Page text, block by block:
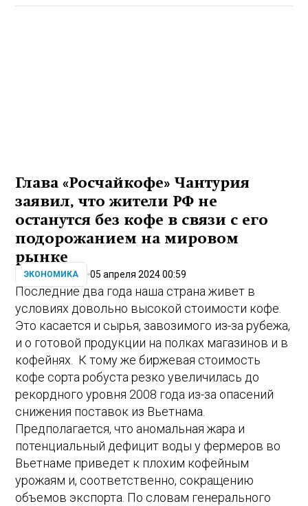
Глава «Росчайкофе» Чантурия
заявил, что жители РФ не
останутся без кофе в связи с его
подорожанием на мировом
рынке
ЭКОНОМИКА 05 апреля 2024 00:59
Последние два года наша страна живет в
условиях довольно высокой стоимости кофе.
Это касается и сырья, завозимого из-за рубежа,
и о готовой продукции на полках магазинов и в
кофейнях. К тому же биржевая стоимость
кофе сорта робуста резко увеличилась до
рекордного уровня 2008 года из-за опасений
снижения поставок из Вьетнама.
Предполагается, что аномальная жара и
потенциальный дефицит воды у фермеров во
Вьетнаме приведет к плохим кофейным
урожаям и, соответственно, сокращению
объемов экспорта. По словам генерального